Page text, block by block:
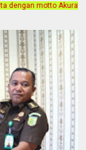
Terpercaya.